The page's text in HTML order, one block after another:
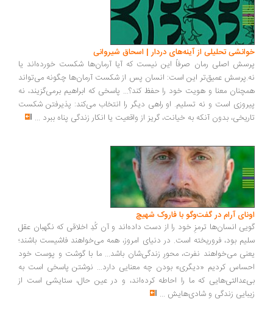
تحلیلی از آینه‌های دردار | اسحاق شیروانی
اصلی رمان صرفاً این نیست که آیا آرمان‌ها شکست خورده‌اند یا
عمیق‌تر این است: انسان پس از شکست آرمان‌ها چگونه می‌تواند
معنا و هویت خود را حفظ کند؟... پاسخی که ابراهیم برمی‌گزیند، نه
است و نه تسلیم. او راهی دیگر را انتخاب می‌کند: پذیرفتن شکست
بدون آنکه به خیانت، گریز از واقعیت یا انکار زندگی پناه ببرد...
آرام در گفت‌وگو با فاروک شهیچ‭
انسان‌ها ترمزِ خود را از دست داده‌اند و آن کُدِ اخلاقی که نگهبان عقل
بود، فروریخته است. در دنیای امروز، همه می‌خواهند فاشیست باشند؛
می‌خواهند نفرت، محورِ زندگی‌شان باشد... ما با گوشت و پوست خود
کردیم «دیگری» بودن چه معنایی دارد... نوشتن پاسخی است به
که ما را احاطه کرده‌اند، و در عین حال، ستایشی است از
زندگی و شادی‌هایش...